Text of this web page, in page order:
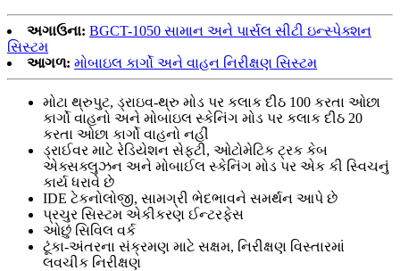
અગાઉના: BGCT-1050 સામાન અને પાર્સલ સીટી ઇન્સ્પેક્શન
સિસ્ટમ
આગળ: મોબાઇલ કાર્ગો અને વાહન નિરીક્ષણ સિસ્ટમ
મોટા થ્રુપુટ, ડ્રાઇવ-થ્રુ મોડ પર કલાક દીઠ 100 કરતા ઓછા
કાર્ગો વાહનો અને મોબાઇલ સ્કેનિંગ મોડ પર કલાક દીઠ 20
કરતા ઓછા કાર્ગો વાહનો નહીં
ડ્રાઈવર માટે રેડિયેશન સેફ્ટી, ઓટોમેટિક ટ્રક કેબ
એક્સક્લુઝન અને મોબાઈલ સ્કેનિંગ મોડ પર એક કી સ્વિચનું
કાર્ય ધરાવે છે
IDE ટેકનોલોજી, સામગ્રી ભેદભાવને સમર્થન આપે છે
પ્રચુર સિસ્ટમ એકીકરણ ઈન્ટરફેસ
ઓછું સિવિલ વર્ક
ટૂંકા-અંતરના સંક્રમણ માટે સક્ષમ, નિરીક્ષણ વિસ્તારમાં
લવચીક નિરીક્ષણ